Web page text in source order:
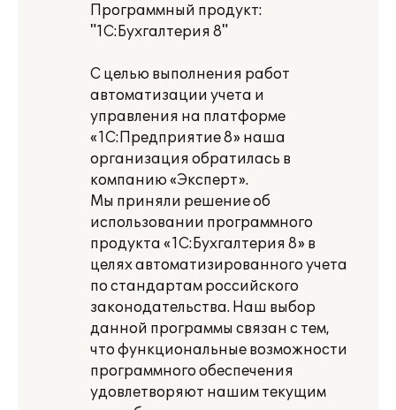
Программный продукт:
"1С:Бухгалтерия 8"
С целью выполнения работ
автоматизации учета и
управления на платформе
«1С:Предприятие 8» наша
организация обратилась в
компанию «Эксперт».
Мы приняли решение об
использовании программного
продукта «1С:Бухгалтерия 8» в
целях автоматизированного учета
по стандартам российского
законодательства. Наш выбор
данной программы связан с тем,
что функциональные возможности
программного обеспечения
удовлетворяют нашим текущим